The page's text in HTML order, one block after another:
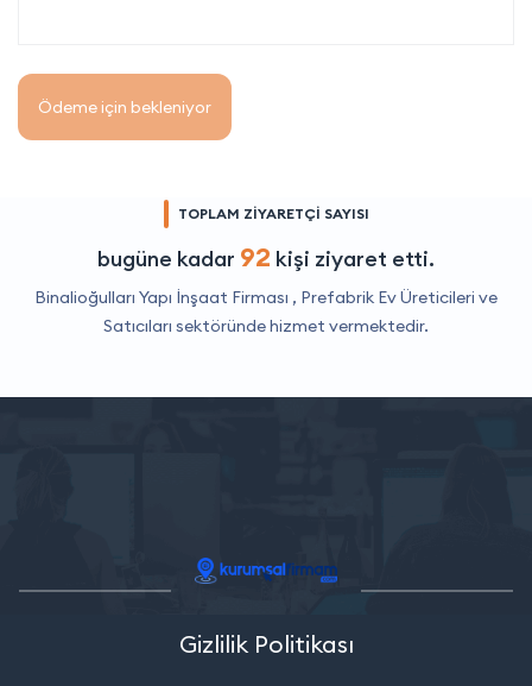
Ödeme için bekleniyor
TOPLAM ZİYARETÇİ SAYISI
bugüne kadar 92 kişi ziyaret etti.
Binalioğulları Yapı İnşaat Firması , Prefabrik Ev Üreticileri ve
Satıcıları sektöründe hizmet vermektedir.
Gizlilik Politikası